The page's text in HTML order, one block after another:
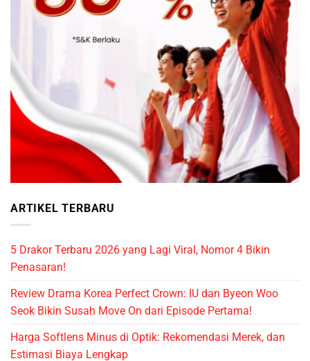
ARTIKEL TERBARU
5 Drakor Terbaru 2026 yang Lagi Viral, Nomor 4 Bikin
Penasaran!
Review Drama Korea Perfect Crown: IU dan Byeon Woo
Seok Bikin Susah Move On dari Episode Pertama!
Harga Softlens Minus di Optik: Rekomendasi Merek, dan
Estimasi Biaya Lengkap